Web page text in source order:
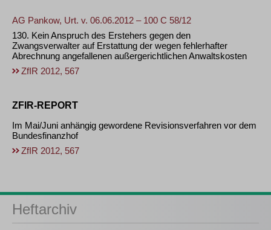
AG Pankow, Urt. v. 06.06.2012 – 100 C 58/12
130. Kein Anspruch des Erstehers gegen den
Zwangsverwalter auf Erstattung der wegen fehlerhafter
Abrechnung angefallenen außergerichtlichen Anwaltskosten
ZfIR 2012, 567
ZFIR-REPORT
Im Mai/Juni anhängig gewordene Revisionsverfahren vor dem
Bundesfinanzhof
ZfIR 2012, 567
Heftarchiv